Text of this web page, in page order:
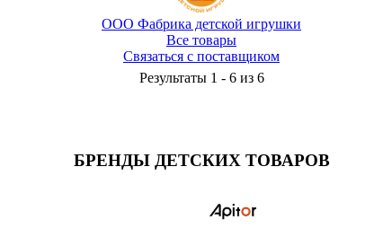
ООО Фабрика детской игрушки
Все товары
Связаться с поставщиком
Результаты 1 - 6 из 6
БРЕНДЫ ДЕТСКИХ ТОВАРОВ